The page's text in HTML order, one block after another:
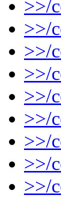
>>/
>>/
>>/
>>/
>>/
>>/
>>/
>>/
>>/